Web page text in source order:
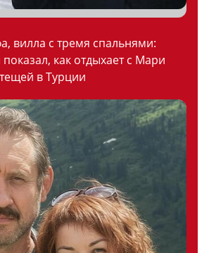
вилла с тремя спальнями:
как отдыхает с Мари
в Турции